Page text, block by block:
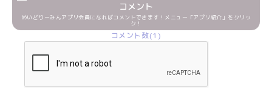
コメント
めいどりーみんアプリ会員になればコメントできます！メニュー「アプリ紹介」をクリッ
ク！
コメント数(1)